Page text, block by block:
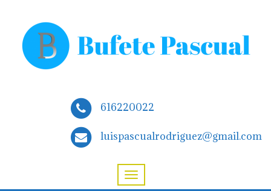
616220022
luispascualrodriguez@gmail.com